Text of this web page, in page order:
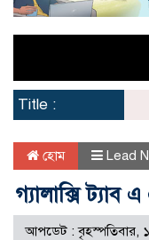
Title :
হোম Lead
গ্যালাক্সি ট্যাব
আপডেট : বৃহস্পতিবার,